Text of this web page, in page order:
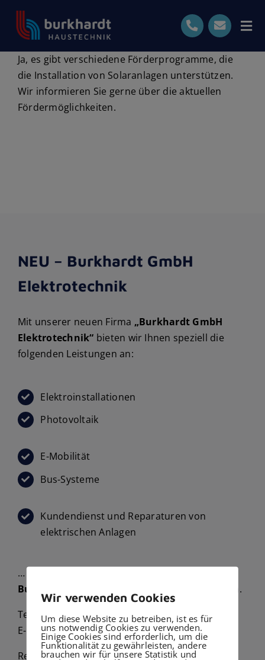
content
Start
Leistungen
Ja, es gibt verschiedene Förderprogramme, die
die Installation von Solaranlagen unterstützen.
Wir informieren Sie gerne über die aktuellen
Fördermöglichkeiten.
NEU – Burkhardt GmbH
Elektrotechnik
Mit unserer neuen Firma „Burkhardt GmbH
Elektrotechnik“ bieten wir Ihnen speziell die
folgenden Leistungen an:
Elektroinstallationen
Photovoltaik
E-Mobilität
Bus-Systeme
Kundendienst und Reparaturen von
elektrischen Anlagen
… So wie Sie es jetzt schon von der Firma
Burkhardt GmbH Haustechnik
gewohnt waren.
Telefon: 0711-7191870
E-Mail:info@elektrotechnik-burkhardt.de
Reutlinger Str. 11
Wir verwenden Cookies
Um diese Website zu betreiben, ist es für
uns notwendig Cookies zu verwenden.
Einige Cookies sind erforderlich, um die
Funktionalität zu gewährleisten, andere
brauchen wir für unsere Statistik und